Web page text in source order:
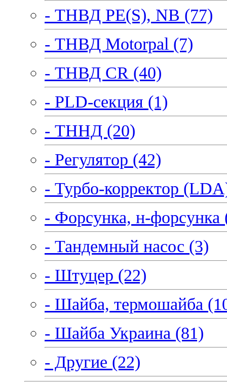
- ТНВД PE(S), NB (77)
- ТНВД Motorpal (7)
- ТНВД CR (40)
- PLD-секция (1)
- ТННД (20)
- Регулятор (42)
- Турбо-корректор
- Форсунка, н-форсунка
- Тандемный насос (3)
- Штуцер (22)
- Шайба, термошайба
- Шайба Украина (81)
- Другие (22)